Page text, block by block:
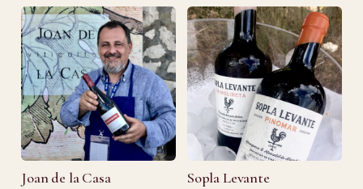
Joan de la Casa Sopla Levante